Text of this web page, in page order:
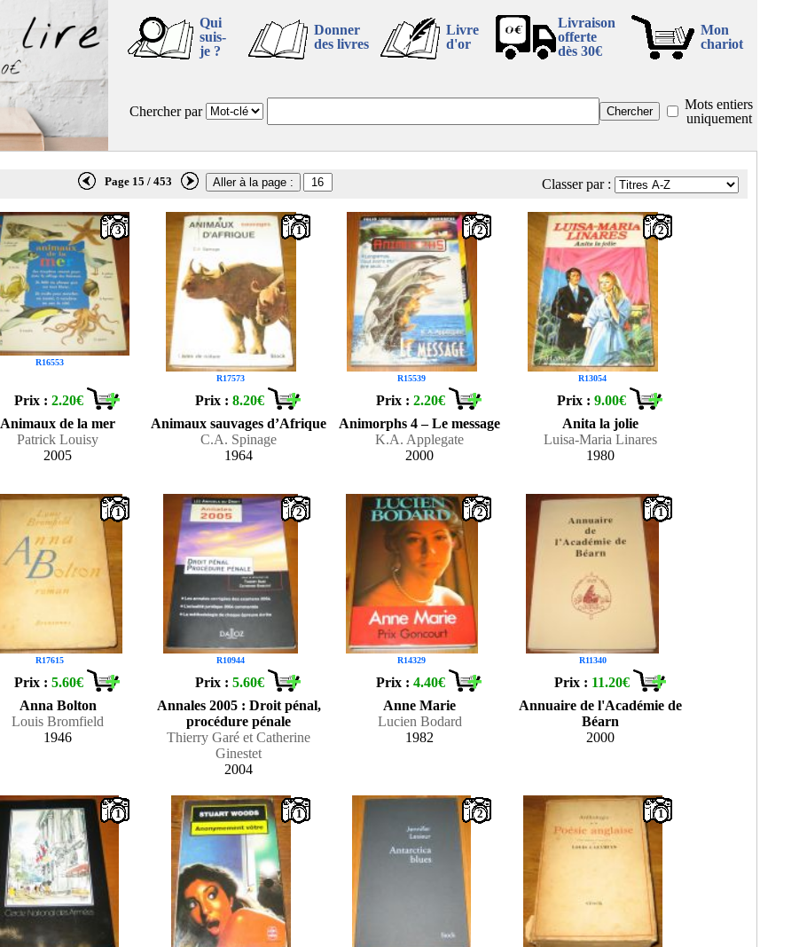
Qui
suis-
je ?
Donner
des livres
Livre
d'or
Livraison
offerte
dès 30€
Mon
chariot
Chercher par
Mots entiers
uniquement
Page 15 / 453 Classer par :
R16553
3
Prix :2.20€
Animaux de la mer
Patrick Louisy
2005
R17573
1
Prix :8.20€
Animaux sauvages d’Afrique
C.A. Spinage
1964
R15539
2
Prix :2.20€
Animorphs 4 – Le message
K.A. Applegate
2000
R13054
2
Prix :9.00€
Anita la jolie
Luisa-Maria Linares
1980
R17615
1
Prix :5.60€
Anna Bolton
Louis Bromfield
1946
R10944
2
Prix :5.60€
Annales 2005 : Droit pénal,
procédure pénale
Thierry Garé et Catherine
Ginestet
2004
R14329
2
Prix :4.40€
Anne Marie
Lucien Bodard
1982
R11340
1
Prix : 11.20€
Annuaire de l'Académie de
Béarn
2000
1 1 2 1